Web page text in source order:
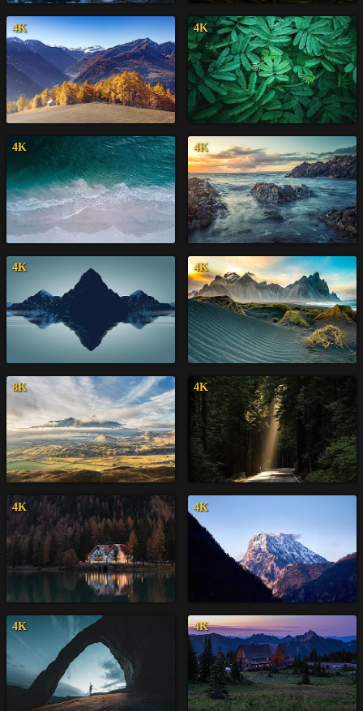
4K 4K
4K 4K
4K 4K
8K 4K
4K 4K
4K 4K